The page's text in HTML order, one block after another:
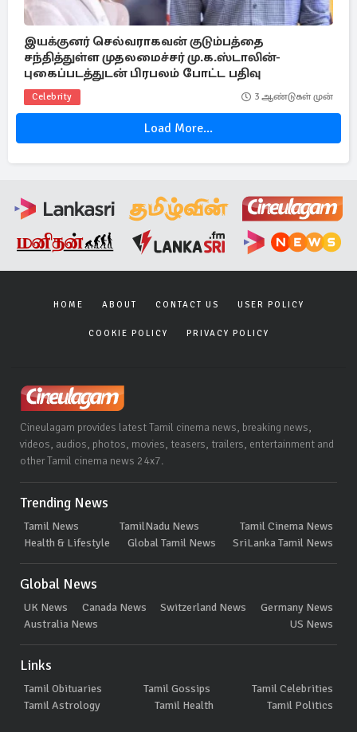
இயக்குனர் செல்வராகவன் குடும்பத்தை
சந்தித்துள்ள முதலமைச்சர் மு.க.ஸ்டாலின்-
புகைப்படத்துடன் பிரபலம் போட்ட பதிவு
Celebrity 3 ஆண்டுகள் முன்
Load More...
HOME ABOUT CONTACT US USER POLICY
COOKIE POLICY PRIVACY POLICY
Cineulagam provides latest Tamil cinema news, breaking news,
videos, audios, photos, movies, teasers, trailers, entertainment and
other Tamil cinema news 24x7.
Trending News
Tamil News TamilNadu News
Tamil Cinema News
Health & Lifestyle
Global Tamil News SriLanka Tamil News
Global News
UK News Canada News Switzerland News
Germany News
Australia News
US News
Links
Tamil Obituaries Tamil Gossips
Tamil Celebrities
Tamil Astrology
Tamil Health Tamil Politics